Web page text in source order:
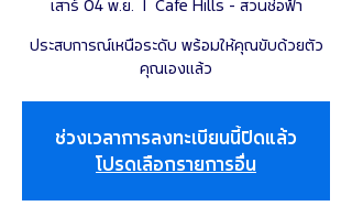
เสาร์ 04 พ.ย.
  |
Cafe Hills - สวนช่อฟ้า
ประสบการณ์เหนือระดับ พร้อมให้คุณขับด้วยตัว
คุณเองแล้ว
ช่วงเวลาการลงทะเบียนนี้ปิดแล้ว
โปรดเลือกรายการอื่น